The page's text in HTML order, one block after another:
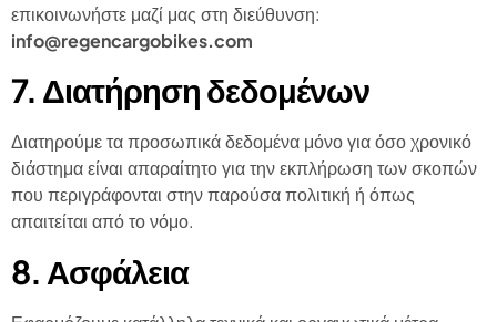
επικοινωνήστε μαζί μας στη διεύθυνση:
info@regencargobikes.com
7. Διατήρηση δεδομένων
Διατηρούμε τα προσωπικά δεδομένα μόνο για όσο χρονικό
διάστημα είναι απαραίτητο για την εκπλήρωση των σκοπών
που περιγράφονται στην παρούσα πολιτική ή όπως
απαιτείται από το νόμο.
8. Ασφάλεια